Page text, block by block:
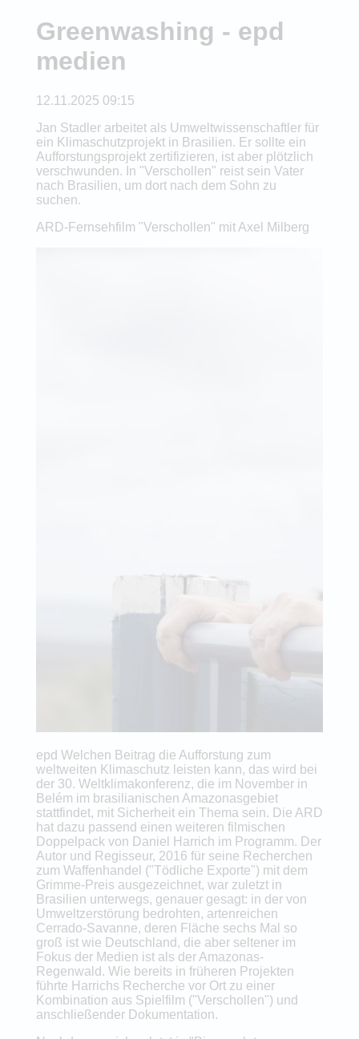
Greenwashing - epd
medien
12.11.2025 09:15
Jan Stadler arbeitet als Umweltwissenschaftler für
ein Klimaschutzprojekt in Brasilien. Er sollte ein
Aufforstungsprojekt zertifizieren, ist aber plötzlich
verschwunden. In "Verschollen" reist sein Vater
nach Brasilien, um dort nach dem Sohn zu
suchen.
ARD-Fernsehfilm "Verschollen" mit Axel Milberg
epd Welchen Beitrag die Aufforstung zum
weltweiten Klimaschutz leisten kann, das wird bei
der 30. Weltklimakonferenz, die im November in
Belém im brasilianischen Amazonasgebiet
stattfindet, mit Sicherheit ein Thema sein. Die ARD
hat dazu passend einen weiteren filmischen
Doppelpack von Daniel Harrich im Programm. Der
Autor und Regisseur, 2016 für seine Recherchen
zum Waffenhandel ("Tödliche Exporte") mit dem
Grimme-Preis ausgezeichnet, war zuletzt in
Brasilien unterwegs, genauer gesagt: in der von
Umweltzerstörung bedrohten, artenreichen
Cerrado-Savanne, deren Fläche sechs Mal so
groß ist wie Deutschland, die aber seltener im
Fokus der Medien ist als der Amazonas-
Regenwald. Wie bereits in früheren Projekten
führte Harrichs Recherche vor Ort zu einer
Kombination aus Spielfilm ("Verschollen") und
anschließender Dokumentation.